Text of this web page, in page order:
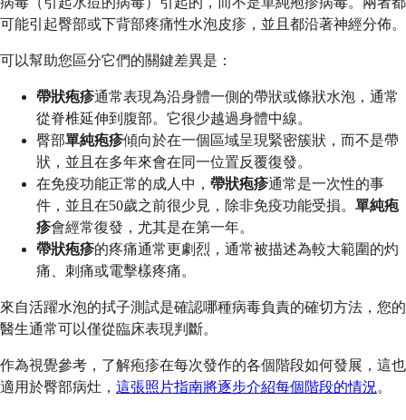
可能引起臀部或下背部疼痛性水泡皮疹，並且都沿著神經分佈。
可以幫助您區分它們的關鍵差異是：
帶狀疱疹通常表現為沿身體一側的帶狀或條狀水泡，通常
從脊椎延伸到腹部。它很少越過身體中線。
臀部單純疱疹傾向於在一個區域呈現緊密簇狀，而不是帶
狀，並且在多年來會在同一位置反覆復發。
在免疫功能正常的成人中， 帶狀疱疹通常是一次性的事
件，並且在50歲之前很少見，除非免疫功能受損。 單純疱
疹會經常復發，尤其是在第一年。
帶狀疱疹的疼痛通常更劇烈，通常被描述為較大範圍的灼
痛、刺痛或電擊樣疼痛。
來自活躍水泡的拭子測試是確認哪種病毒負責的確切方法，您的
醫生通常可以僅從臨床表現判斷。
作為視覺參考，了解疱疹在每次發作的各個階段如何發展，這也
適用於臀部病灶， 這張照片指南將逐步介紹每個階段的情況。